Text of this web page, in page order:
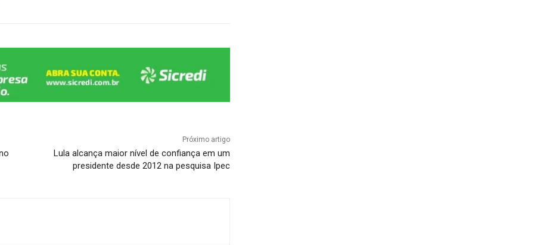
Próximo artigo
Lula alcança maior nível de confiança em um
presidente desde 2012 na pesquisa Ipec